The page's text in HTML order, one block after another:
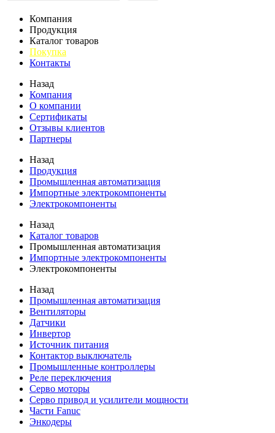
Компания
Продукция
Каталог товаров
Покупка
Контакты
Назад
Компания
О компании
Сертификаты
Отзывы клиентов
Партнеры
Назад
Продукция
Промышленная автоматизация
Импортные электрокомпоненты
Электрокомпоненты
Назад
Каталог товаров
Промышленная автоматизация
Импортные электрокомпоненты
Электрокомпоненты
Назад
Промышленная автоматизация
Вентиляторы
Датчики
Инвертор
Источник питания
Контактор выключатель
Промышленные контроллеры
Реле переключения
Серво моторы
Серво привод и усилители мощности
Части Fanuc
Энкодеры